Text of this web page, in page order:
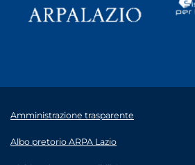
Amministrazione trasparente
Albo pretorio ARPA Lazio